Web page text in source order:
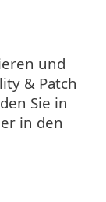
und
& Patch
Sie in
in den